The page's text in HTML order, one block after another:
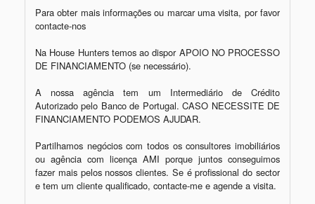
Para obter mais informações ou marcar uma visita, por favor
contacte-nos
Na House Hunters temos ao dispor APOIO NO PROCESSO
DE FINANCIAMENTO (se necessário).
A nossa agência tem um Intermediário de Crédito
Autorizado pelo Banco de Portugal. CASO NECESSITE DE
FINANCIAMENTO PODEMOS AJUDAR.
Partilhamos negócios com todos os consultores imobiliários
ou agência com licença AMI porque juntos conseguimos
fazer mais pelos nossos clientes. Se é profissional do sector
e tem um cliente qualificado, contacte-me e agende a visita.